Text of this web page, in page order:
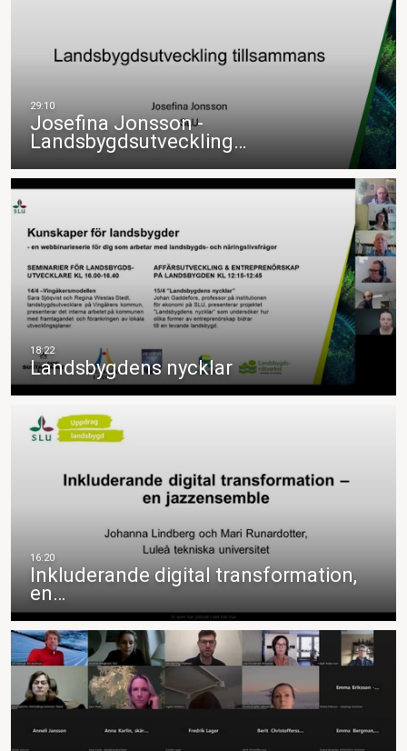
Josefina Jonsson -
Landsbygdsutveckling…
Landsbygdens nycklar
Inkluderande digital transformation,
en…